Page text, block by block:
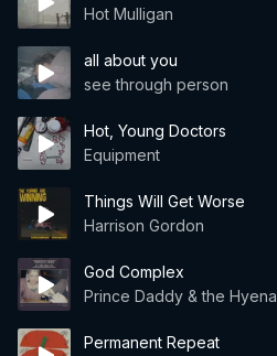
Hot Mulligan
all about you
see through person
Hot, Young Doctors
Equipment
Things Will Get Worse
Harrison Gordon
God Complex
Prince Daddy & the Hyena
Permanent Repeat